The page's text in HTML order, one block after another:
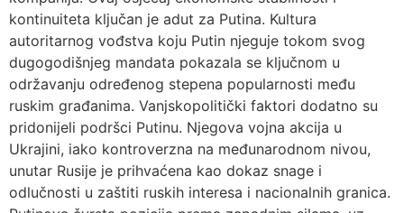
kontinuiteta ključan je adut za Putina. Kultura
autoritarnog vođstva koju Putin njeguje tokom svog
dugogodišnjeg mandata pokazala se ključnom u
održavanju određenog stepena popularnosti među
ruskim građanima. Vanjskopolitički faktori dodatno su
pridonijeli podršci Putinu. Njegova vojna akcija u
Ukrajini, iako kontroverzna na međunarodnom nivou,
unutar Rusije je prihvaćena kao dokaz snage i
odlučnosti u zaštiti ruskih interesa i nacionalnih granica.